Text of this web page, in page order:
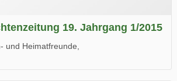
19. Jahrgang 1/2015
und Heimatfreunde,